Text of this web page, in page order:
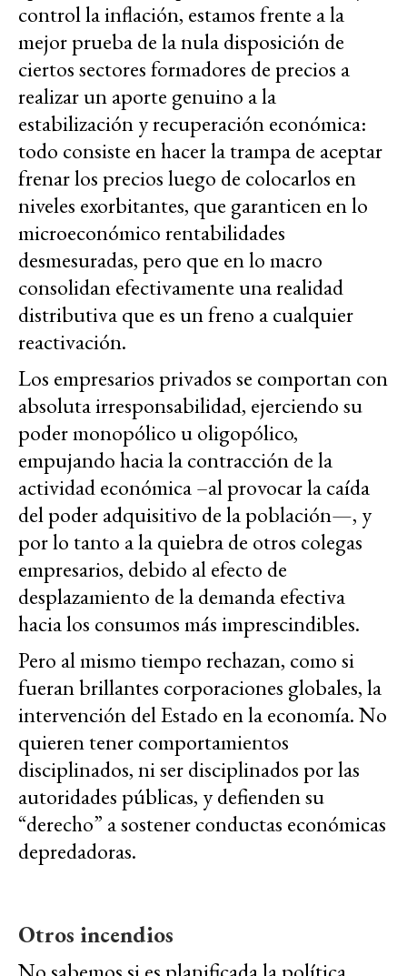
control la inflación, estamos frente a la
mejor prueba de la nula disposición de
ciertos sectores formadores de precios a
realizar un aporte genuino a la
estabilización y recuperación económica:
todo consiste en hacer la trampa de aceptar
frenar los precios luego de colocarlos en
niveles exorbitantes, que garanticen en lo
microeconómico rentabilidades
desmesuradas, pero que en lo macro
consolidan efectivamente una realidad
distributiva que es un freno a cualquier
reactivación.
Los empresarios privados se comportan con
absoluta irresponsabilidad, ejerciendo su
poder monopólico u oligopólico,
empujando hacia la contracción de la
actividad económica –al provocar la caída
del poder adquisitivo de la población—, y
por lo tanto a la quiebra de otros colegas
empresarios, debido al efecto de
desplazamiento de la demanda efectiva
hacia los consumos más imprescindibles.
Pero al mismo tiempo rechazan, como si
fueran brillantes corporaciones globales, la
intervención del Estado en la economía. No
quieren tener comportamientos
disciplinados, ni ser disciplinados por las
autoridades públicas, y defienden su
“derecho” a sostener conductas económicas
depredadoras.
Otros incendios